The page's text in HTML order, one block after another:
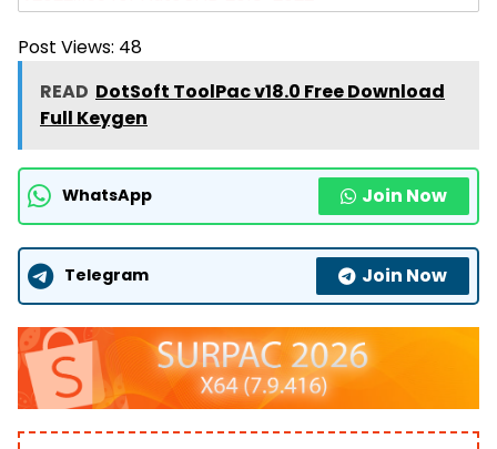
Post Views: 48
READ DotSoft ToolPac v18.0 Free Download
Full Keygen
WhatsApp Join Now
Telegram Join Now